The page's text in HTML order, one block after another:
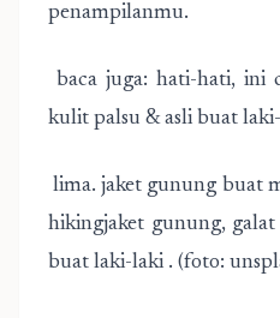
penampilanmu.
baca juga: hati-hati, ini
kulit palsu & asli buat
lima. jaket gunung buat
hikingjaket gunung,
buat laki-laki . (foto: